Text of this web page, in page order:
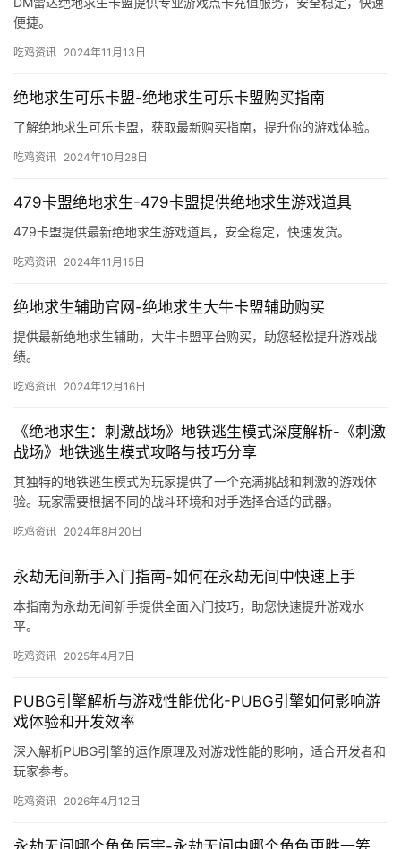
便捷。
吃鸡资讯 2024年11月13日
绝地求生可乐卡盟-绝地求生可乐卡盟购买指南
了解绝地求生可乐卡盟，获取最新购买指南，提升你的游戏体验。
吃鸡资讯 2024年10月28日
479卡盟绝地求生-479卡盟提供绝地求生游戏道具
479卡盟提供最新绝地求生游戏道具，安全稳定，快速发货。
吃鸡资讯 2024年11月15日
绝地求生辅助官网-绝地求生大牛卡盟辅助购买
提供最新绝地求生辅助，大牛卡盟平台购买，助您轻松提升游戏战
绩。
吃鸡资讯 2024年12月16日
《绝地求生：刺激战场》地铁逃生模式深度解析-《刺激
战场》地铁逃生模式攻略与技巧分享
其独特的地铁逃生模式为玩家提供了一个充满挑战和刺激的游戏体
验。玩家需要根据不同的战斗环境和对手选择合适的武器。
吃鸡资讯 2024年8月20日
永劫无间新手入门指南-如何在永劫无间中快速上手
本指南为永劫无间新手提供全面入门技巧，助您快速提升游戏水
平。
吃鸡资讯 2025年4月7日
PUBG引擎解析与游戏性能优化-PUBG引擎如何影响游
戏体验和开发效率
深入解析PUBG引擎的运作原理及对游戏性能的影响，适合开发者和
玩家参考。
吃鸡资讯 2026年4月12日